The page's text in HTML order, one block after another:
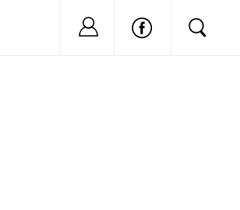
Nu ai cont?